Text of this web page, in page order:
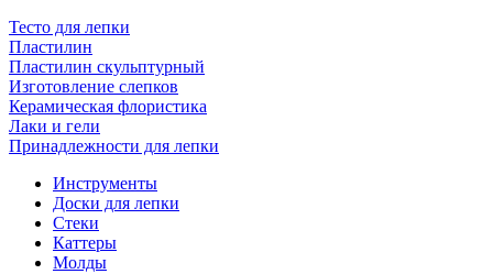
Тесто для лепки
Пластилин
Пластилин скульптурный
Изготовление слепков
Керамическая флористика
Лаки и гели
Принадлежности для лепки
Инструменты
Доски для лепки
Стеки
Каттеры
Молды